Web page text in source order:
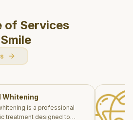
of Services
Whitening
is a professional
treatment designed to